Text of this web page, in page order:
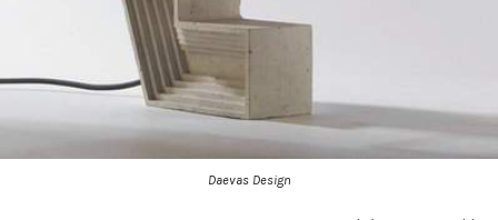
Daevas Design